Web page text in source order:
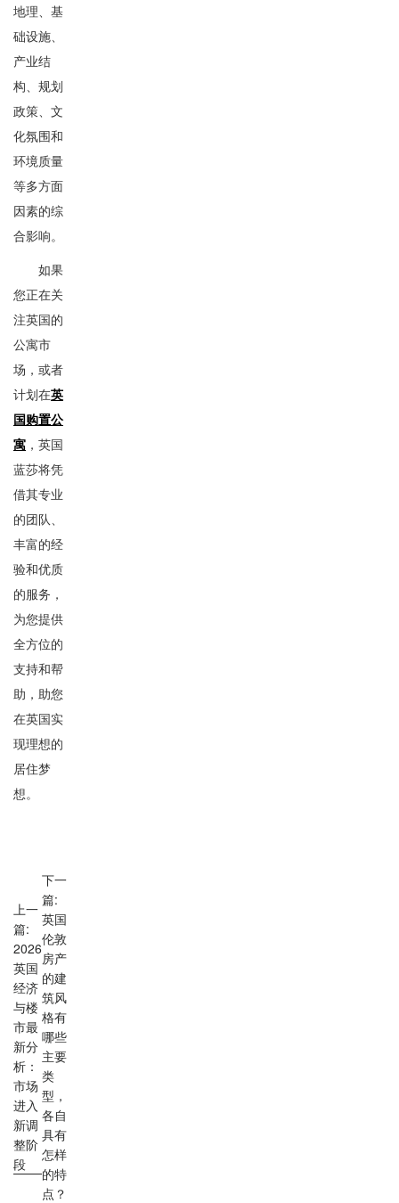
地理、基
础设施、
产业结
构、规划
政策、文
化氛围和
环境质量
等多方面
因素的综
合影响。
如果
您正在关
注英国的
公寓市
场，或者
计划在英
国购置公
寓 ，英国
蓝莎将凭
借其专业
的团队、
丰富的经
验和优质
的服务，
为您提供
全方位的
支持和帮
助，助您
在英国实
现理想的
居住梦
想。
上一
篇:
2026
英国
经济
与楼
市最
新分
析：
市场
进入
新调
整阶
段
下一
篇:
英国
伦敦
房产
的建
筑风
格有
哪些
主要
类
型，
各自
具有
怎样
的特
点？